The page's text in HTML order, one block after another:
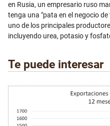
en Rusia, un empresario ruso
tenga una "pata en el negocio
uno de los principales
incluyendo urea, potasio y
Te puede interesar